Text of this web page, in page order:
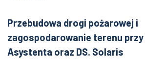
Przebudowa drogi pożarowej i
zagospodarowanie terenu przy
Asystenta oraz DS. Solaris